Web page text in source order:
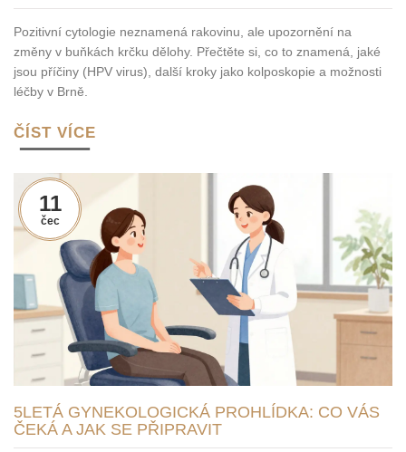
Pozitivní cytologie neznamená rakovinu, ale upozornění na
změny v buňkách krčku dělohy. Přečtěte si, co to znamená, jaké
jsou příčiny (HPV virus), další kroky jako kolposkopie a možnosti
léčby v Brně.
ČÍST VÍCE
11
čec
5LETÁ GYNEKOLOGICKÁ PROHLÍDKA: CO VÁS
ČEKÁ A JAK SE PŘIPRAVIT